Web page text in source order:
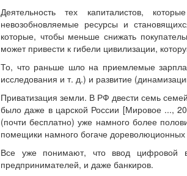
Деятельность тех капиталистов,
невозобновляемые ресурсы и
которые, чтобы меньше снижать
может привести к гибели цивилизации,
То, что раньше шло на приемлемые
исследования и т. д.) и развитие
Приватизация земли. В РФ двести семь
было даже в царской России [Мировое ...,
(почти бесплатно) уже намного более
помещики намного богаче дореволюционных
Все уже понимают, что ввод цифровой
предпринимателей, и даже банкиров.